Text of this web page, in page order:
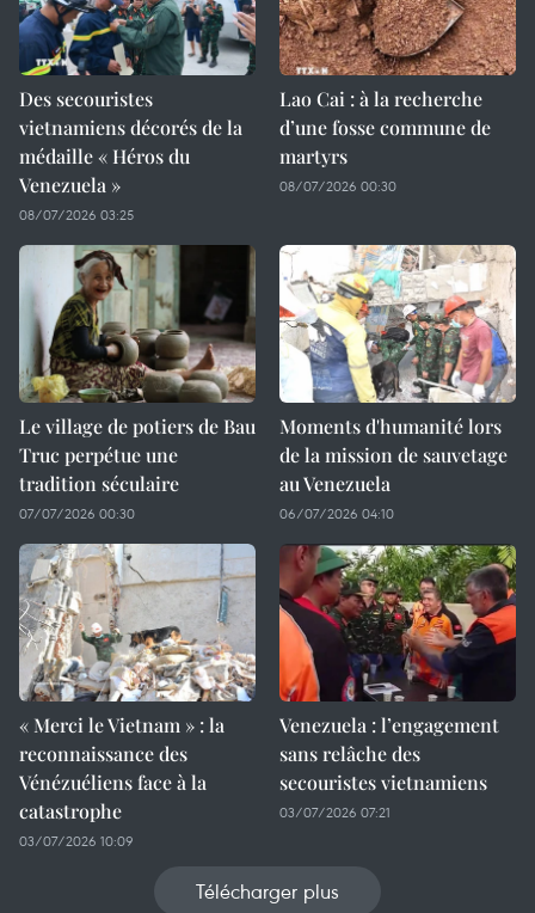
Des secouristes
vietnamiens décorés de la
médaille « Héros du
Venezuela »
08/07/2026 03:25
Lao Cai : à la recherche
d’une fosse commune de
martyrs
08/07/2026 00:30
Le village de potiers de Bau
Truc perpétue une
tradition séculaire
07/07/2026 00:30
Moments d'humanité lors
de la mission de sauvetage
au Venezuela
06/07/2026 04:10
« Merci le Vietnam » : la
reconnaissance des
Vénézuéliens face à la
catastrophe
03/07/2026 10:09
Venezuela : l’engagement
sans relâche des
secouristes vietnamiens
03/07/2026 07:21
Télécharger plus